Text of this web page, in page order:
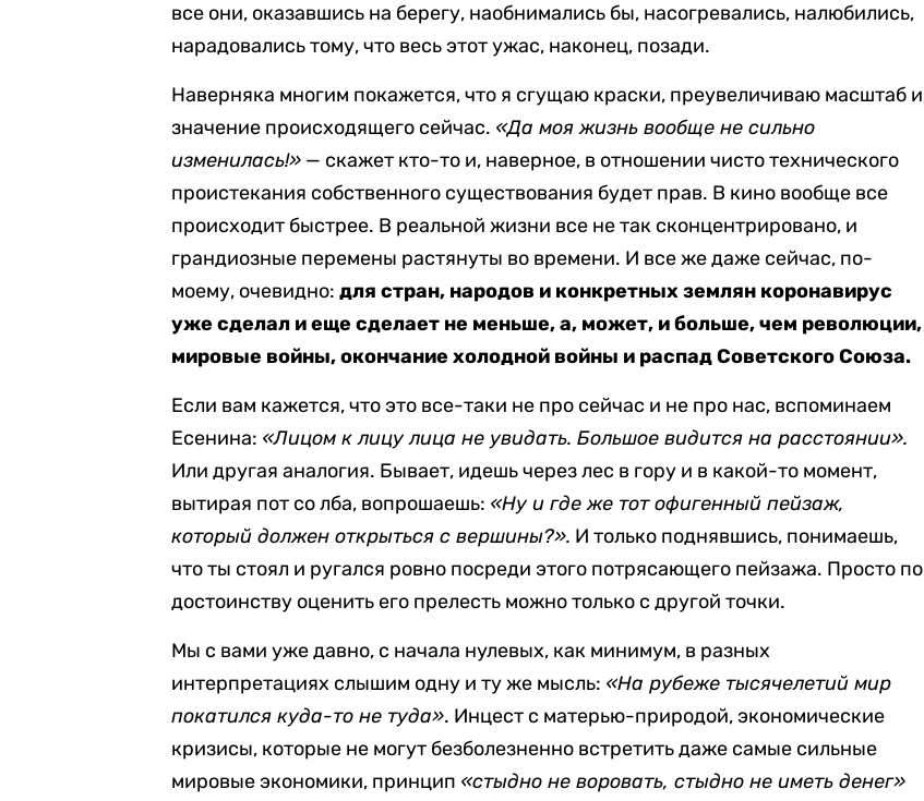
все они, оказавшись на берегу, наобнимались бы, насогревались, налюбились,
нарадовались тому, что весь этот ужас, наконец, позади.
Наверняка многим покажется, что я сгущаю краски, преувеличиваю масштаб и
значение происходящего сейчас. «Да моя жизнь вообще не сильно
изменилась!» — скажет кто-то и, наверное, в отношении чисто технического
проистекания собственного существования будет прав. В кино вообще все
происходит быстрее. В реальной жизни все не так сконцентрировано, и
грандиозные перемены растянуты во времени. И все же даже сейчас, по-
моему, очевидно:для стран, народов и конкретных землян коронавирус
уже сделал и еще сделает не меньше, а, может, и больше, чем революции,
мировые войны, окончание холодной войны и распад Советского Союза.
Если вам кажется, что это все-таки не про сейчас и не про нас, вспоминаем
Есенина: «Лицом к лицу лица не увидать. Большое видится на расстоянии».
Или другая аналогия. Бывает, идешь через лес в гору и в какой-то момент,
вытирая пот со лба, вопрошаешь: «Ну и где же тот офигенный пейзаж,
который должен открыться с вершины?». И только поднявшись, понимаешь,
что ты стоял и ругался ровно посреди этого потрясающего пейзажа. Просто по
достоинству оценить его прелесть можно только с другой точки.
Мы с вами уже давно, с начала нулевых, как минимум, в разных
интерпретациях слышим одну и ту же мысль: «На рубеже тысячелетий мир
покатился куда-то не туда». Инцест с матерью-природой, экономические
кризисы, которые не могут безболезненно встретить даже самые сильные
мировые экономики, принцип «стыдно не воровать, стыдно не иметь денег»